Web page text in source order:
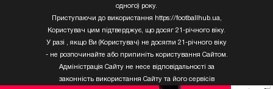
одного) року.
Приступаючи до використання https://footballhub.ua,
Користувач цим підтверджує, що досяг 21-річного віку.
У разі , якщо Ви (Користувач) не досягли 21-річного віку
- не розпочинайте або припиніть користування Сайтом.
Адміністрація Сайту не несе відповідальності за
законність використання Сайту та його сервісів